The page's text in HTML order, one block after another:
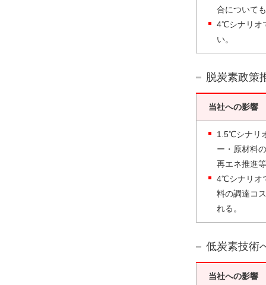
合について
4℃シナリオ
い。
脱炭素政策
当社への影響
1.5℃シナリ
ー・原材料
再エネ推進
4℃シナリオ
料の調達コ
れる。
低炭素技術
当社への影響